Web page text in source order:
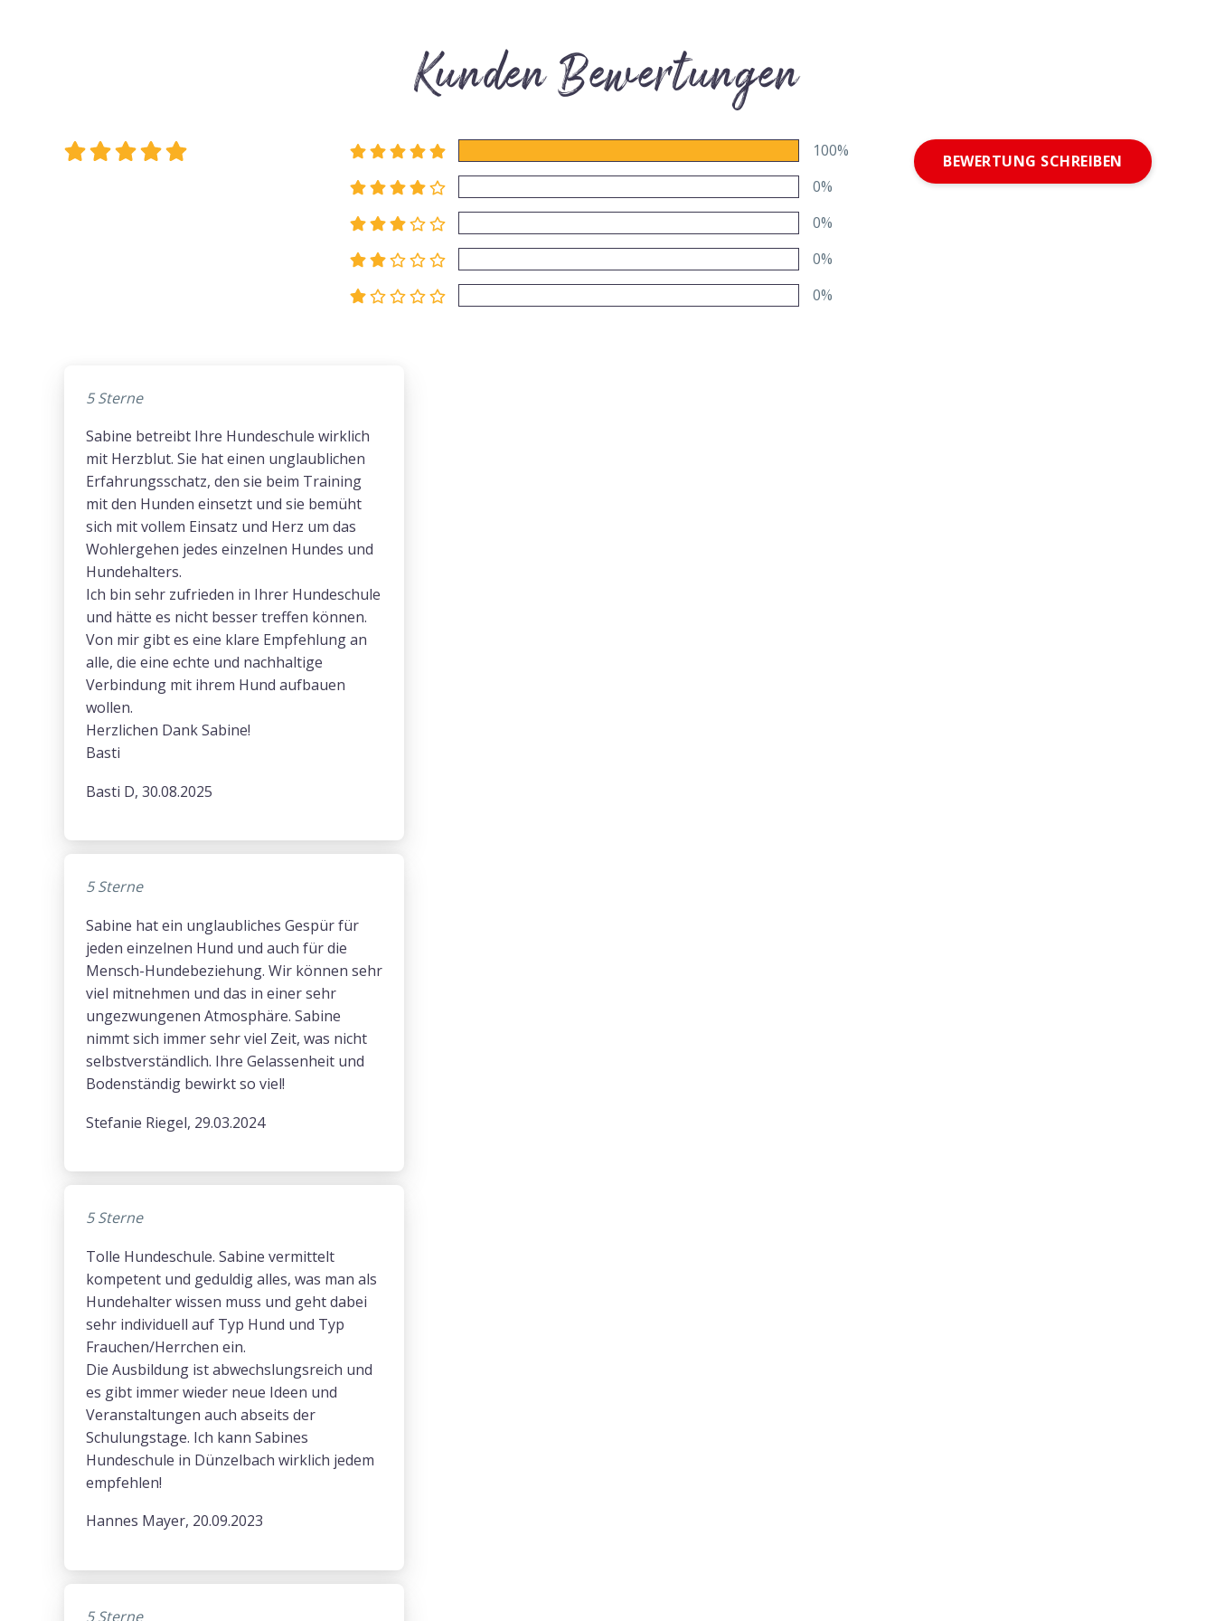
Kunden Bewertungen
100%
0%
0%
0%
0%
BEWERTUNG SCHREIBEN
5 Sterne
Sabine betreibt Ihre Hundeschule wirklich
mit Herzblut. Sie hat einen unglaublichen
Erfahrungsschatz, den sie beim Training
mit den Hunden einsetzt und sie bemüht
sich mit vollem Einsatz und Herz um das
Wohlergehen jedes einzelnen Hundes und
Hundehalters.
Ich bin sehr zufrieden in Ihrer Hundeschule
und hätte es nicht besser treffen können.
Von mir gibt es eine klare Empfehlung an
alle, die eine echte und nachhaltige
Verbindung mit ihrem Hund aufbauen
wollen.
Herzlichen Dank Sabine!
Basti
Basti D, 30.08.2025
5 Sterne
Sabine hat ein unglaubliches Gespür für
jeden einzelnen Hund und auch für die
Mensch-Hundebeziehung. Wir können sehr
viel mitnehmen und das in einer sehr
ungezwungenen Atmosphäre. Sabine
nimmt sich immer sehr viel Zeit, was nicht
selbstverständlich. Ihre Gelassenheit und
Bodenständig bewirkt so viel!
Stefanie Riegel, 29.03.2024
5 Sterne
Tolle Hundeschule. Sabine vermittelt
kompetent und geduldig alles, was man als
Hundehalter wissen muss und geht dabei
sehr individuell auf Typ Hund und Typ
Frauchen/Herrchen ein.
Die Ausbildung ist abwechslungsreich und
es gibt immer wieder neue Ideen und
Veranstaltungen auch abseits der
Schulungstage. Ich kann Sabines
Hundeschule in Dünzelbach wirklich jedem
empfehlen!
Hannes Mayer, 20.09.2023
5 Sterne